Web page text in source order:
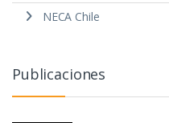
NECA Chile
Publicaciones